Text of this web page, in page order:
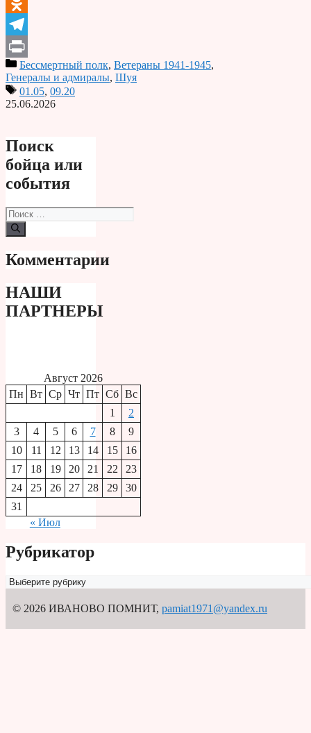
Odnoklassniki
Telegram
PrintБессмертный полк, Ветераны 1941-1945,
Генералы и адмиралы, Шуя
01.05, 09.20
25.06.2026
Поиск
бойца или
события
Поиск:
Комментарии
НАШИ
ПАРТНЕРЫ
Август 2026
Пн Вт Ср Чт Пт Сб Вс
1
2
3
4 5 6 7 8
9
10
11 12 13 14 15
16
17
18 19 20 21 22
23
24
25 26 27 28 29
30
31
« Июл
Рубрикатор
Рубрикатор
© 2026 ИВАНОВО ПОМНИТ, pamiat1971@yandex.ru